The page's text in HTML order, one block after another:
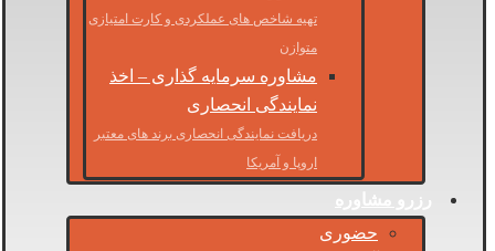
تهیه شاخص های عملکردی و کارت امتیازی
متوازن
مشاوره سرمایه گذاری – اخذ
نمایندگی انحصاری
دریافت نمایندگی انحصاری برند های معتبر
اروپا و آمریکا
رزرو مشاوره
حضوری